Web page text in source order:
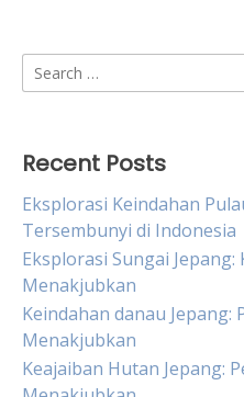
Search
for:
Recent Posts
Eksplorasi Keindahan
Tersembunyi di Indonesia
Eksplorasi Sungai
Menakjubkan
Keindahan danau Jepang:
Menakjubkan
Keajaiban Hutan Jepang: